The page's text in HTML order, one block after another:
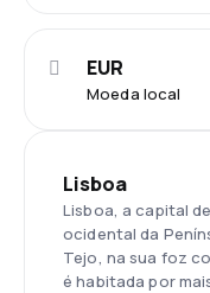
Moeda local
EUR
Lisboa
Lisboa, a capital
ocidental da
Tejo, na sua foz
é habitada por